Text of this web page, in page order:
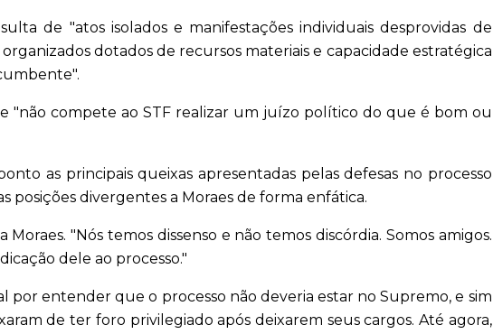
de "atos isolados e manifestações individuais desprovidas de
dotados de recursos materiais e capacidade estratégica
"não compete ao STF realizar um juízo político do que é bom ou
as principais queixas apresentadas pelas defesas no processo
posições divergentes a Moraes de forma enfática.
"Nós temos dissenso e não temos discórdia. Somos amigos.
dele ao processo."
por entender que o processo não deveria estar no Supremo, e sim
de ter foro privilegiado após deixarem seus cargos. Até agora,